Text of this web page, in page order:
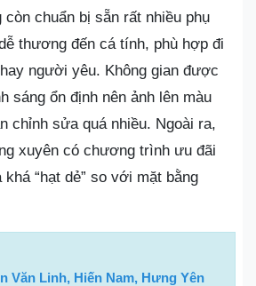
chuẩn bị sẵn rất nhiều phụ
thương đến cá tính, phù hợp đi
người yêu. Không gian được
sáng ổn định nên ảnh lên màu
chỉnh sửa quá nhiều. Ngoài ra,
xuyên có chương trình ưu đãi
“hạt dẻ” so với mặt bằng
Văn Linh, Hiến Nam, Hưng Yên